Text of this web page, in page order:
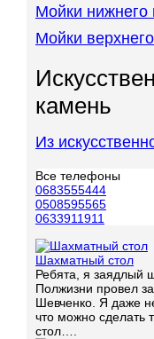
Мойки нижнего
Мойки
камень
Из
Все телефоны
0683555444
0508595565
0633911911
Шахматный стол
Ребята, я заядлый
Полжизни провел
Шевченко. Я даже
что можно сделать
стол….